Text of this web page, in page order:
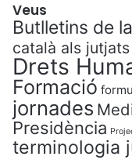
Veus
Butlletins de
català als jutjats
Drets
Formació
jornades
Presidència
terminologia